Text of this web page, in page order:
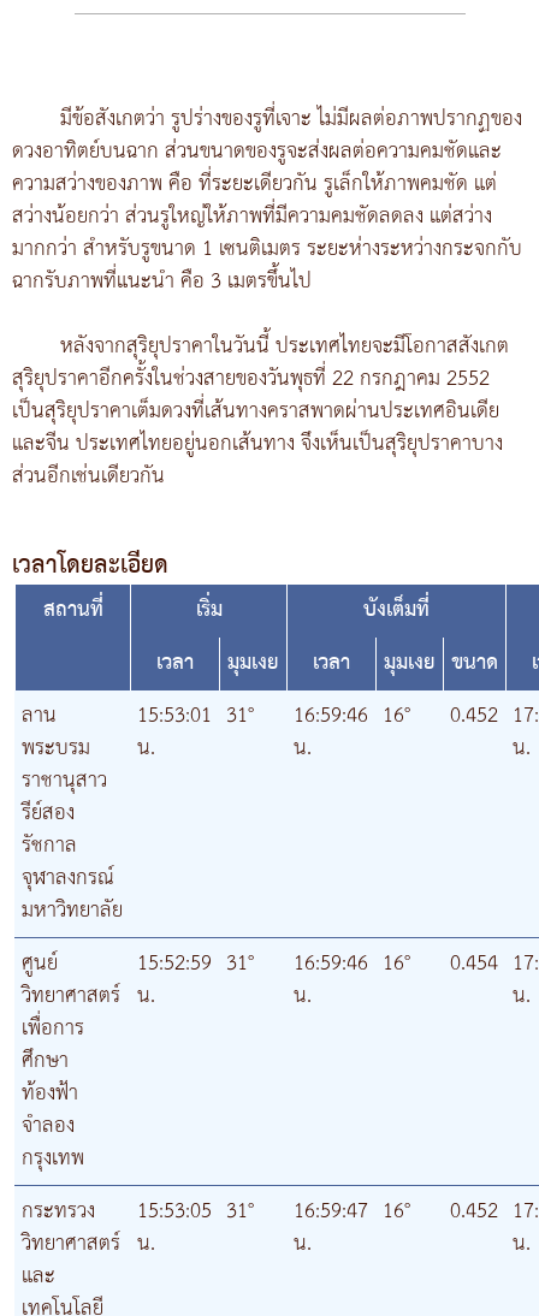
มีข้อสังเกตว่า รูปร่างของรูที่เจาะ ไม่มีผลต่อภาพปรากฏของ
ดวงอาทิตย์บนฉาก ส่วนขนาดของรูจะส่งผลต่อความคมชัดและ
ความสว่างของภาพ คือ ที่ระยะเดียวกัน รูเล็กให้ภาพคมชัด แต่
สว่างน้อยกว่า ส่วนรูใหญ่ให้ภาพที่มีความคมชัดลดลง แต่สว่าง
มากกว่า สำหรับรูขนาด 1 เซนติเมตร ระยะห่างระหว่างกระจกกับ
ฉากรับภาพที่แนะนำ คือ 3 เมตรขึ้นไป
หลังจากสุริยุปราคาในวันนี้ ประเทศไทยจะมีโอกาสสังเกต
สุริยุปราคาอีกครั้งในช่วงสายของวันพุธที่ 22 กรกฎาคม 2552
เป็นสุริยุปราคาเต็มดวงที่เส้นทางคราสพาดผ่านประเทศอินเดีย
และจีน ประเทศไทยอยู่นอกเส้นทาง จึงเห็นเป็นสุริยุปราคาบาง
ส่วนอีกเช่นเดียวกัน
เวลาโดยละเอียด
สถานที่ เริ่ม
บังเต็มที่
เวลา
มุมเงย เวลา มุมเงย ขนาด
ลาน
พระบรม
ราชานุสาว
รีย์สอง
รัชกาล
จุฬาลงกรณ์
มหาวิทยาลัย
15:53:01
น.
31° 16:59:46
น.
16° 0.452
น.
ศูนย์
วิทยาศาสตร์
เพื่อการ
ศึกษา
ท้องฟ้า
จำลอง
กรุงเทพ
15:52:59
น.
31° 16:59:46
น.
16° 0.454
น.
กระทรวง
วิทยาศาสตร์
และ
15:53:05
น.
31° 16:59:47
น.
16° 0.452
น.